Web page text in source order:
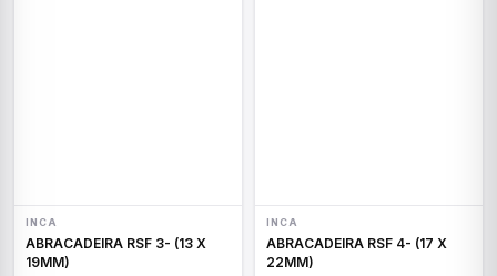
INCA
ABRACADEIRA RSF 3- (13 X
19MM)
INCA
ABRACADEIRA RSF 4- (17 X
22MM)